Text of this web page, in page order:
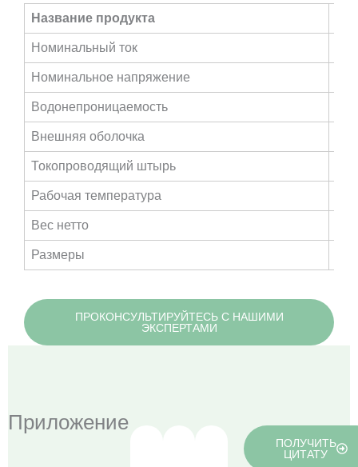
Название продукта
Номинальный ток
Номинальное напряжение
Водонепроницаемость
Внешняя оболочка
Токопроводящий штырь
Рабочая температура
Вес нетто
Размеры
ПРОКОНСУЛЬТИРУЙТЕСЬ С НАШИМИ
ЭКСПЕРТАМИ
Приложение
ПОЛУЧИТЬ
ЦИТАТУ